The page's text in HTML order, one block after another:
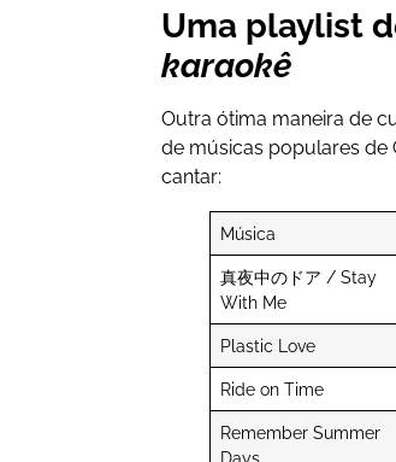
Uma playlist
karaokê
Outra ótima maneira de
de músicas populares de
cantar:
Música
真夜中のドア / Stay
With Me
Plastic Love
Ride on Time
Remember Summer
Days